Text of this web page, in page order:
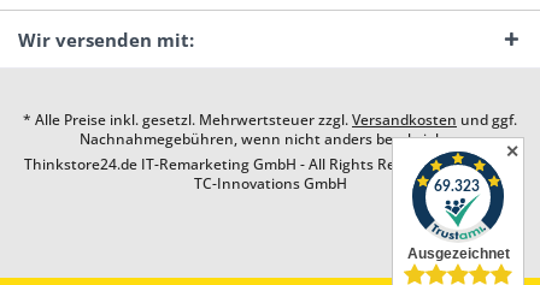
Wir versenden mit:
* Alle Preise inkl. gesetzl. Mehrwertsteuer zzgl.Versandkosten und ggf.
Nachnahmegebühren, wenn nicht anders beschrieben
Thinkstore24.de IT-Remarketing GmbH - All Rights Reserved. Design by
TC-Innovations GmbH
✕